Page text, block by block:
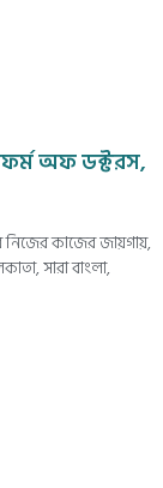
অফ ডক্টরস,
কাজের জায়গায়,
সারা বাংলা,